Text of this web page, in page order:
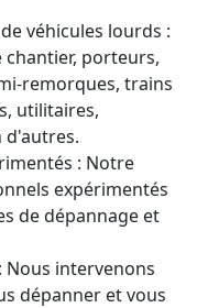
véhicules lourds :
chantier, porteurs,
remorques, trains
utilitaires,
d'autres.
: Notre
expérimentés
de dépannage et
intervenons
dépanner et vous